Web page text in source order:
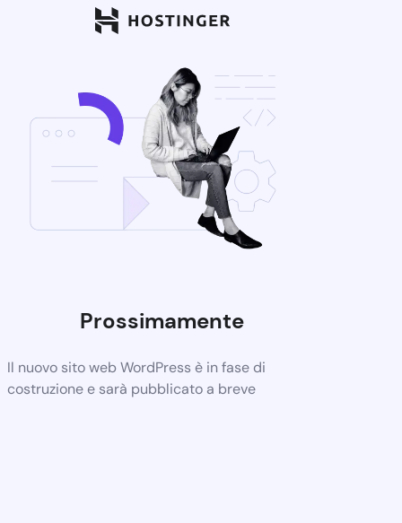
Prossimamente
Il nuovo sito web WordPress è in fase di
costruzione e sarà pubblicato a breve